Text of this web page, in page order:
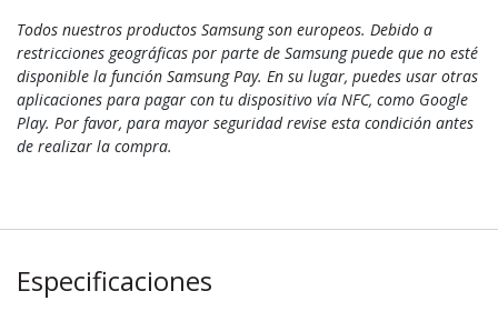
Todos nuestros productos Samsung son europeos. Debido a
restricciones geográficas por parte de Samsung puede que no esté
disponible la función Samsung Pay. En su lugar, puedes usar otras
aplicaciones para pagar con tu dispositivo vía NFC, como Google
Play. Por favor, para mayor seguridad revise esta condición antes
de realizar la compra.
Especificaciones